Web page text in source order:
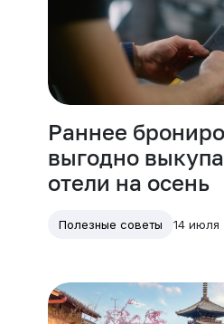
Раннее
выгодно
отели на осень
Полезные советы 14 июля